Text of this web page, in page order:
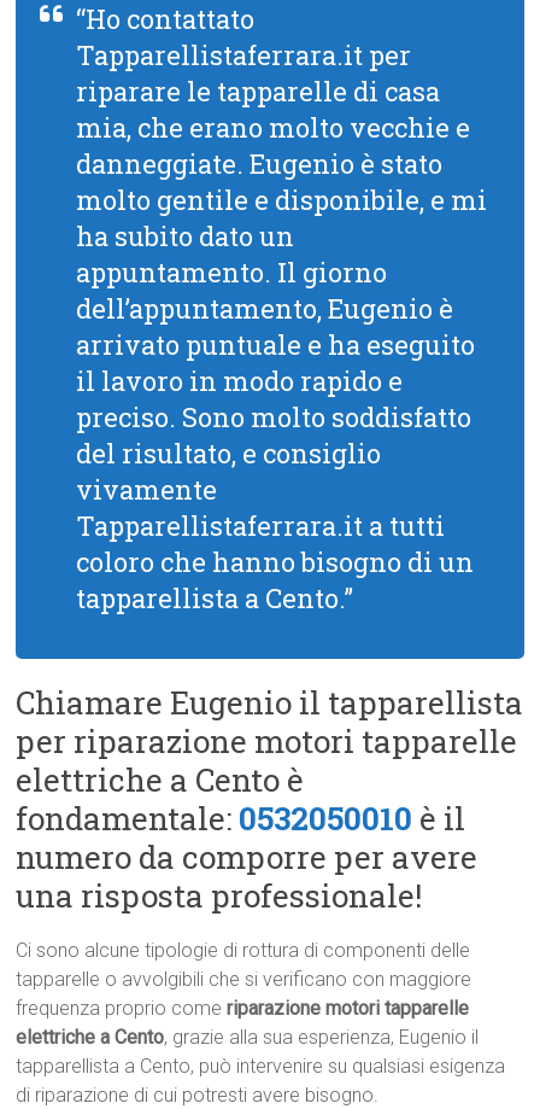
“Ho contattato
Tapparellistaferrara.it per
riparare le tapparelle di casa
mia, che erano molto vecchie e
danneggiate. Eugenio è stato
molto gentile e disponibile, e mi
ha subito dato un
appuntamento. Il giorno
dell’appuntamento, Eugenio è
arrivato puntuale e ha eseguito
il lavoro in modo rapido e
preciso. Sono molto soddisfatto
del risultato, e consiglio
vivamente
Tapparellistaferrara.it a tutti
coloro che hanno bisogno di un
tapparellista a Cento.”
Chiamare Eugenio il tapparellista
per riparazione motori tapparelle
elettriche a Cento è
fondamentale: 0532050010 è il
numero da comporre per avere
una risposta professionale!
Ci sono alcune tipologie di rottura di componenti delle
tapparelle o avvolgibili che si verificano con maggiore
frequenza proprio comeriparazione motori tapparelle
elettriche a Cento, grazie alla sua esperienza, Eugenio il
tapparellista a Cento, può intervenire su qualsiasi esigenza
di riparazione di cui potresti avere bisogno.